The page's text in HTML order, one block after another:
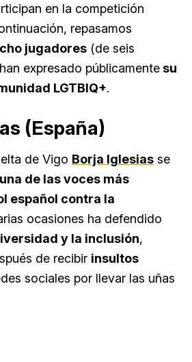
en la competición
repasamos
jugadores (de seis
expresado públicamentesu
LGTBIQ+.
(España)
de Vigo Borja Iglesias se
una de las voces más
español contra la
ocasiones ha defendido
y la inclusión,
de recibir insultos
sociales por llevar las uñas